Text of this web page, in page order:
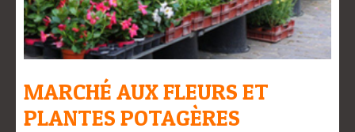
MARCHÉ AUX FLEURS ET
PLANTES POTAGÈRES